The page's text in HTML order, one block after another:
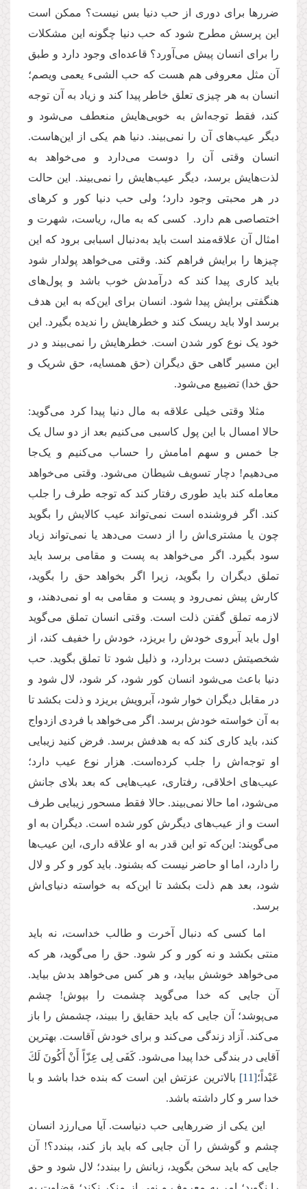
ضررها برای دوری از حب دنیا بس نیست؟ ممکن است
این پرسش مطرح شود که حب دنیا چگونه این مشکلات
را برای انسان پیش می‌آورد؟ قاعده‌ای وجود دارد و طبق
آن مثل معروفی هم هست که حب الشیء یعمی ویصم؛
انسان به هر چیزی تعلق خاطر پیدا کند و زیاد به آن توجه
کند، فقط توجه‌اش به خوبی‌هایش منعطف می‌شود و
دیگر عیب‌های آن را نمی‌بیند. دنیا هم یکی از این‌هاست.
انسان وقتی آن را دوست می‌دارد و می‌خواهد به
لذت‌هایش برسد، دیگر عیب‌هایش را نمی‌بیند. این حالت
در هر محبتی وجود دارد؛ ولی حب دنیا کور و کرهای
اختصاصی هم دارد. کسی که به مال، ریاست، شهرت و
امثال آن علاقه‌مند است باید به‌دنبال اسبابی برود که این
چیزها را برایش فراهم کند. وقتی می‌خواهد پولدار شود
باید کاری پیدا کند که درآمدش خوب باشد و پول‌های
هنگفتی برایش پیدا شود. انسان برای این‌که به این هدف
برسد اولا باید ریسک کند و خطرهایش را ندیده بگیرد. این
خود یک نوع کور شدن است. خطرهایش را نمی‌بیند و در
این مسیر گاهی حق دیگران (حق همسایه، حق شریک و
حق خدا) تضییع می‌شود.
مثلا وقتی خیلی علاقه به مال دنیا پیدا کرد می‌گوید:
حالا امسال با این پول کاسبی می‌کنیم بعد از دو سال یک
جا خمس و سهم امامش را حساب می‌کنیم و یک‌جا
می‌دهیم! دچار تسویف شیطان می‌شود. وقتی می‌خواهد
معامله کند باید طوری رفتار کند که توجه طرف را جلب
کند. اگر فروشنده است نمی‌تواند عیب کالایش را بگوید
چون یا مشتری‌اش را از دست می‌دهد یا نمی‌تواند زیاد
سود بگیرد. اگر می‌خواهد به پست و مقامی برسد باید
تملق دیگران را بگوید، زیرا اگر بخواهد حق را بگوید،
کارش پیش نمی‌رود و پست و مقامی به او نمی‌دهند، و
لازمه تملق گفتن ذلت است. وقتی انسان تملق می‌گوید
اول باید آبروی خودش را بریزد، خودش را خفیف کند، از
شخصیتش دست بردارد، و ذلیل شود تا تملق بگوید. حب
دنیا باعث می‌شود انسان کور شود، کر شود، لال شود و
در مقابل دیگران خوار شود، آبرویش بریزد و ذلت بکشد تا
به آن خواسته خودش برسد. اگر می‌خواهد با فردی ازدواج
کند، باید کاری کند که به هدفش برسد. فرض کنید زیبایی
او توجه‌اش را جلب کرده‌است. هزار نوع عیب دارد؛
عیب‌های اخلاقی، رفتاری، عیب‌هایی که بعد بلای جانش
می‌شود، اما حالا نمی‌بیند. حالا فقط مسحور زیبایی طرف
است و از عیب‌های دیگرش کور شده است. دیگران به او
می‌گویند: این‌که تو این قدر به او علاقه داری، این عیب‌ها
را دارد، اما او حاضر نیست که بشنود. باید کور و کر و لال
شود، بعد هم ذلت بکشد تا این‌که به خواسته دنیای‌اش
برسد.
اما کسی که دنبال آخرت و طالب خداست، نه باید
منتی بکشد و نه کور و کر شود. حق را می‌گوید، هر که
می‌خواهد خوشش بیاید، و هر کس می‌خواهد بدش بیاید.
آن جایی که خدا می‌گوید چشمت را بپوش! چشم
می‌پوشد؛ آن جایی که باید حقایق را ببیند، چشمش را باز
می‌کند. آزاد زندگی می‌کند و برای خودش آقاست. بهترین
آقایی در بندگی خدا پیدا می‌شود. كَفَى لِی عِزّاً أَنْ‏ أَكُونَ‏ لَكَ‏
عَبْداً؛[11] بالاترین عزتش این است که بنده خدا باشد و با
خدا سر و کار داشته باشد.
این یکی از ضررهایی حب دنیاست. آیا می‌ارزد انسان
چشم و گوشش را آن جایی که باید باز کند، ببندد؟! آن
جایی که باید سخن بگوید، زبانش را ببندد؛ لال شود و حق